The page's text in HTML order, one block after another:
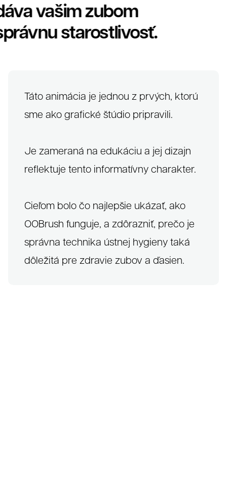
vašim zubom
starostlivosť.
Táto animácia je jednou z prvých, ktorú
sme ako grafické štúdio pripravili.
Je zameraná na edukáciu a jej dizajn
reflektuje tento informatívny charakter.
Cieľom bolo čo najlepšie ukázať, ako
OOBrush funguje, a zdôrazniť, prečo je
správna technika ústnej hygieny taká
dôležitá pre zdravie zubov a ďasien.
Súhlas so spracovaním osobných údajov spoločnosťou
321 CREATIVE CREW s. r. o.
Antispamová ochrana